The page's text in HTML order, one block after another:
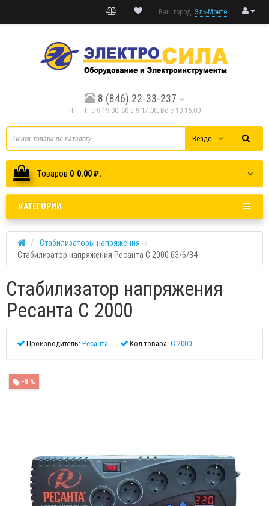
Ваш город: Эль-Монте
8 (846) 22-33-237
Пн - Пт с 9-19:00; Cб с 9-17:00; Вс с 10-16:00
Везде
Tоваров 0 0.00 ₽.
КАТЕГОРИИ
Стабилизаторы напряжения
Стабилизатор напряжения Ресанта C 2000 63/6/34
Стабилизатор напряжения
Ресанта C 2000
Производитель: Ресанта Код товара: C 2000
-8 %